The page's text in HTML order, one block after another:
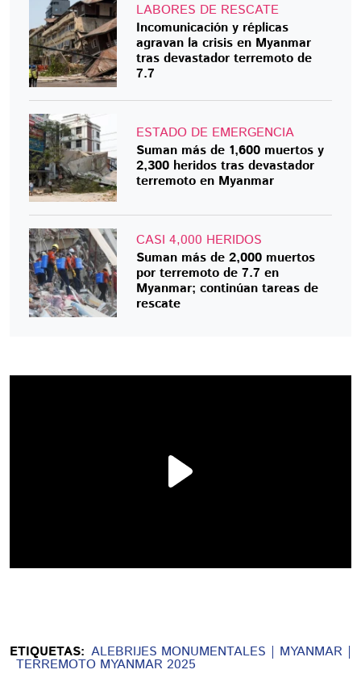
LABORES DE RESCATE
Incomunicación y réplicas
agravan la crisis en Myanmar
tras devastador terremoto de
7.7
ESTADO DE EMERGENCIA
Suman más de 1,600 muertos y
2,300 heridos tras devastador
terremoto en Myanmar
CASI 4,000 HERIDOS
Suman más de 2,000 muertos
por terremoto de 7.7 en
Myanmar; continúan tareas de
rescate
ETIQUETAS: ALEBRIJES MONUMENTALES MYANMAR
TERREMOTO MYANMAR 2025